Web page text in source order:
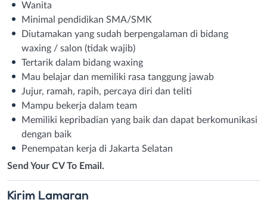
Wanita
Minimal pendidikan SMA/SMK
Diutamakan yang sudah berpengalaman di bidang
waxing / salon (tidak wajib)
Tertarik dalam bidang waxing
Mau belajar dan memiliki rasa tanggung jawab
Jujur, ramah, rapih, percaya diri dan teliti
Mampu bekerja dalam team
Memiliki kepribadian yang baik dan dapat berkomunikasi
dengan baik
Penempatan kerja di Jakarta Selatan
Send Your CV To Email.
Kirim Lamaran